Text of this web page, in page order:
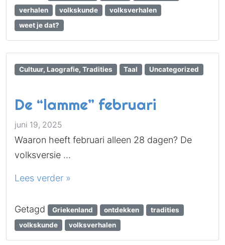
verhalen
volkskunde
volksverhalen
weet je dat?
Cultuur, Laografie, Tradities Taal Uncategorized
De “lamme” februari
juni 19, 2025
Waaron heeft februari alleen 28 dagen? De
volksversie …
Lees verder »
Getagd Griekenland ontdekken
tradities
volkskunde
volksverhalen